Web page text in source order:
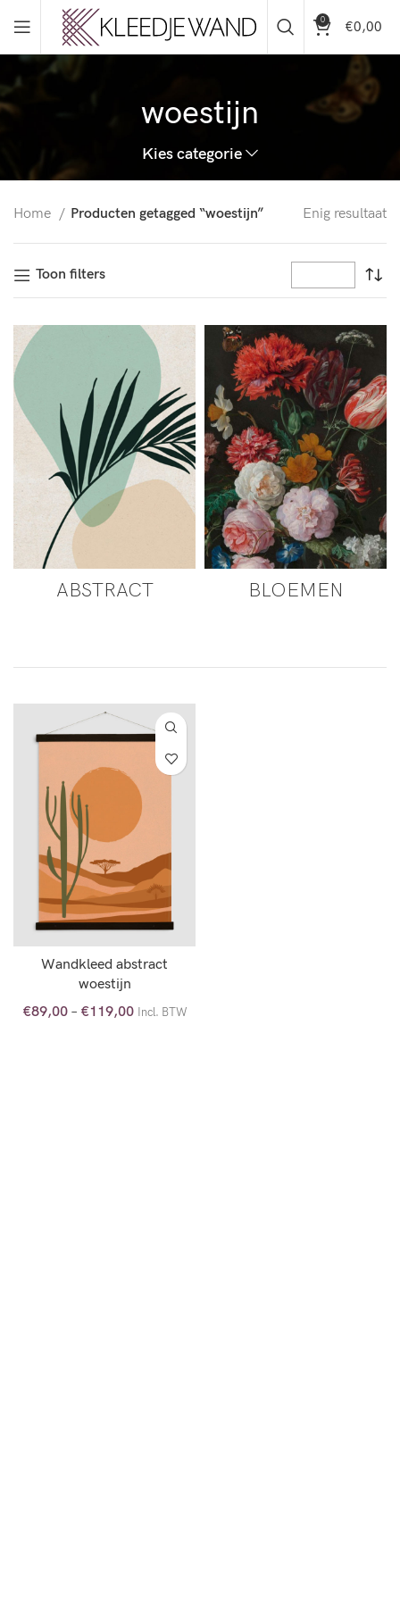
0 €0,00
woestijn
Kies categorie
Home Producten getagged “woestijn” Enig resultaat
Toon filters
ABSTRACT BLOEMEN
Wandkleed abstract
woestijn
€89,00– €119,00 Incl. BTW